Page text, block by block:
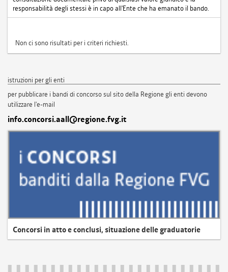
responsabilità degli stessi è in capo all'Ente che ha emanato il bando.
Non ci sono risultati per i criteri richiesti.
istruzioni per gli enti
per pubblicare i bandi di concorso sul sito della Regione gli enti devono
utilizzare l'e-mail
info.concorsi.aall@regione.fvg.it
Concorsi in atto e conclusi, situazione delle graduatorie